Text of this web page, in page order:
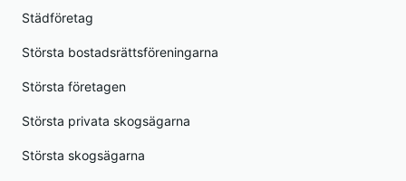
Städföretag
Största bostadsrättsföreningarna
Största företagen
Största privata skogsägarna
Största skogsägarna